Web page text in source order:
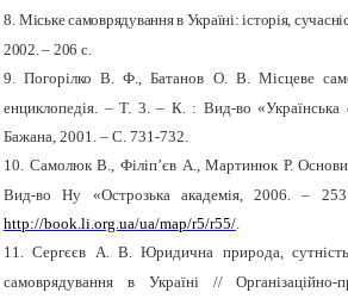
8.Міське самоврядування в Україні: історія,
2002. – 206 с.
9.Погорілко В. Ф., Батанов О. В. Місцеве
енциклопедія. – Т. 3. – К. : Вид-во «Українська
Бажана, 2001. – С. 731-732.
10. Самолюк В., Філіп’єв А., Мартинюк Р. Основи
Вид-во Ну «Острозька академія, 2006. –
http://book.li.org.ua/ua/map/r5/r55/.
11. Сергєєв А. В. Юридична природа, сутність
самоврядування в Україні // Організаційно-